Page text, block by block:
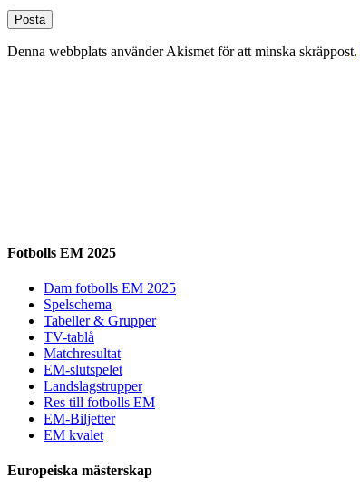
Denna webbplats använder Akismet för att minska skräppost.
Fotbolls EM 2025
Dam fotbolls EM 2025
Spelschema
Tabeller & Grupper
TV-tablå
Matchresultat
EM-slutspelet
Landslagstrupper
Res till fotbolls EM
EM-Biljetter
EM kvalet
Europeiska mästerskap